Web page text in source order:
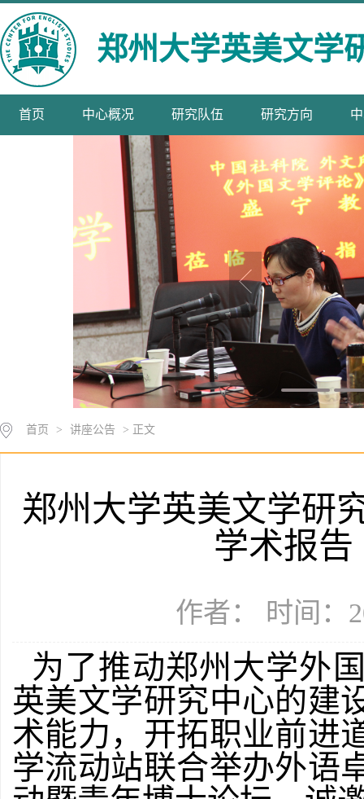
郑州大学英美文学
首页 中心概况 研究队伍 研究方向
首页 > 讲座公告 > 正文
郑州大学英美文学研
学术报
作者： 时间：
为了推动郑州大学外
英美文学研究中心的建
术能力，开拓职业前进
学流动站联合举办外语